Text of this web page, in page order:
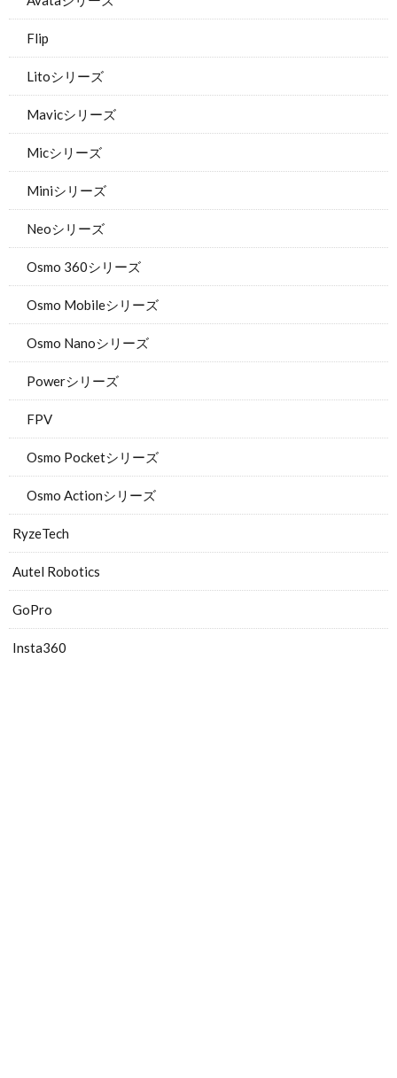
Flip
Litoシリーズ
Mavicシリーズ
Micシリーズ
Miniシリーズ
Neoシリーズ
Osmo 360シリーズ
Osmo Mobileシリーズ
Osmo Nanoシリーズ
Powerシリーズ
FPV
Osmo Pocketシリーズ
Osmo Actionシリーズ
RyzeTech
Autel Robotics
GoPro
Insta360